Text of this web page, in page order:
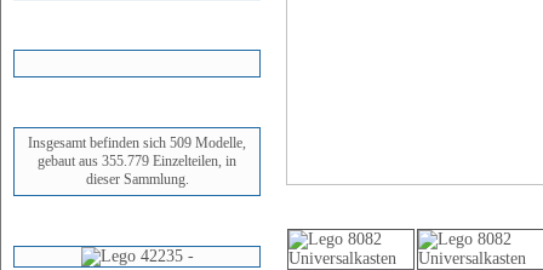
Insgesamt befinden sich 509 Modelle,
gebaut aus 355.779 Einzelteilen, in
dieser Sammlung.